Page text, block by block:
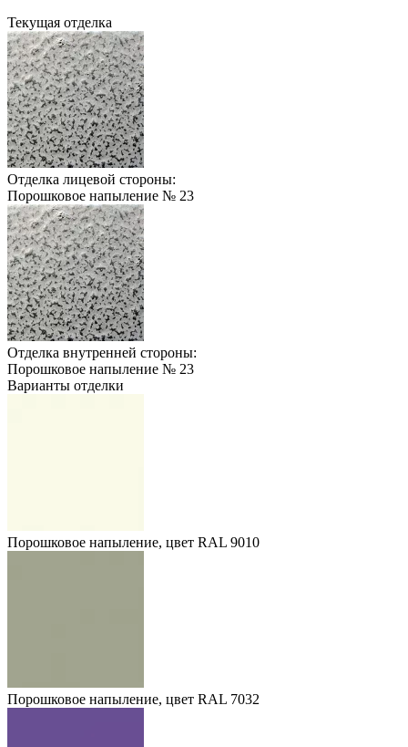
Текущая отделка
Отделка лицевой стороны:
Порошковое напыление № 23
Отделка внутренней стороны:
Порошковое напыление № 23
Варианты отделки
Порошковое напыление, цвет RAL 9010
Порошковое напыление, цвет RAL 7032